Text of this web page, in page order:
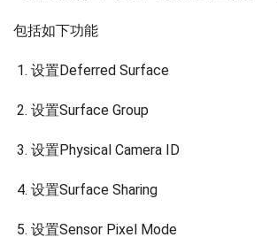
包括如下功能
设置Deferred Surface
设置Surface Group
设置Physical Camera ID
设置Surface Sharing
设置Sensor Pixel Mode